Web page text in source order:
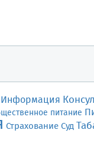
Информация
питание
СтрахованиеСуд